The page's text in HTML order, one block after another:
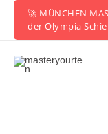
springen
🚀 MÜNCHEN
der Olympia